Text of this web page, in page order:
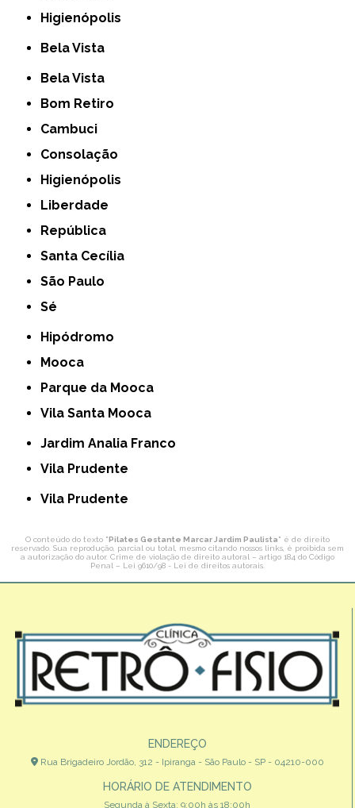
Higienópolis
Bela Vista
Bela Vista
Bom Retiro
Cambuci
Consolação
Higienópolis
Liberdade
República
Santa Cecília
São Paulo
Sé
Hipódromo
Mooca
Parque da Mooca
Vila Santa Mooca
Jardim Analia Franco
Vila Prudente
Vila Prudente
O conteúdo do texto "Pilates Gestante Marcar Jardim Paulista" é de direito
reservado. Sua reprodução, parcial ou total, mesmo citando nossos links, é proibida sem
a autorização do autor. Crime de violação de direito autoral – artigo 184 do Código
Penal – Lei 9610/98 - Lei de direitos autorais
ENDEREÇO
Rua Brigadeiro Jordão, 312 - Ipiranga - São Paulo - SP - 04210-000
HORÁRIO DE ATENDIMENTO
Segunda à Sexta: 9:00h às 18:00h